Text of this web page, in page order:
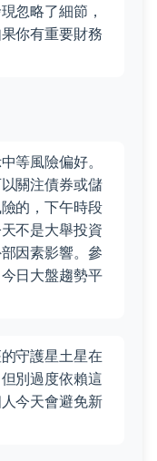
忽略了細節，
你有重要財務
等風險偏好。
關注債券或儲
的，下午時段
不是大舉投資
因素影響。參
日大盤趨勢平
守護星土星在
別過度依賴這
今天會避免新